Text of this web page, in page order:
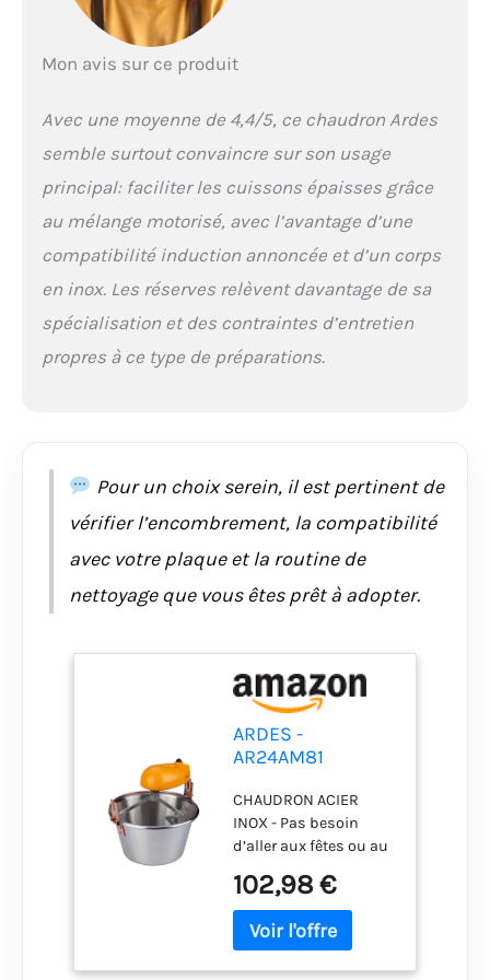
de ce chaudron en
baïonnette, une
manière rapide
CARACTÉRISTIQUES
TECHNIQUES -
Dimensions globales
pour polenta Ardes :
largeur 31cm,
hauteur 28,5cm. Celles
du fait-tout sont : bord
proposons des
produits pour votre
maison et votre
cuisine qui sont
fonctionnels, sûrs,
faciles à utiliser et
à vos besoins
quotidiens.
Mon avis sur ce produit
Avec une moyenne de 4,4/5, ce chaudron Ardes
semble surtout convaincre sur son usage
principal: faciliter les cuissons épaisses grâce
au mélange motorisé, avec l’avantage d’une
compatibilité induction annoncée et d’un corps
en inox. Les réserves relèvent davantage de sa
spécialisation et des contraintes d’entretien
propres à ce type de préparations.
Pour un choix serein, il est pertinent de
vérifier l’encombrement, la compatibilité
avec votre plaque et la routine de
nettoyage que vous êtes prêt à adopter.
ARDES -
AR24AM81
INOX Diamètre
28cm Mélangeur
Polenta Confiture,
Ardes Chaudron
pour Foyer à
Induction,
Mélangeur avec
CHAUDRON ACIER
INOX - Pas besoin
d’aller aux fêtes ou au
bonne polenta, ni au
supermarché pour
déguster une bonne
102,98 €